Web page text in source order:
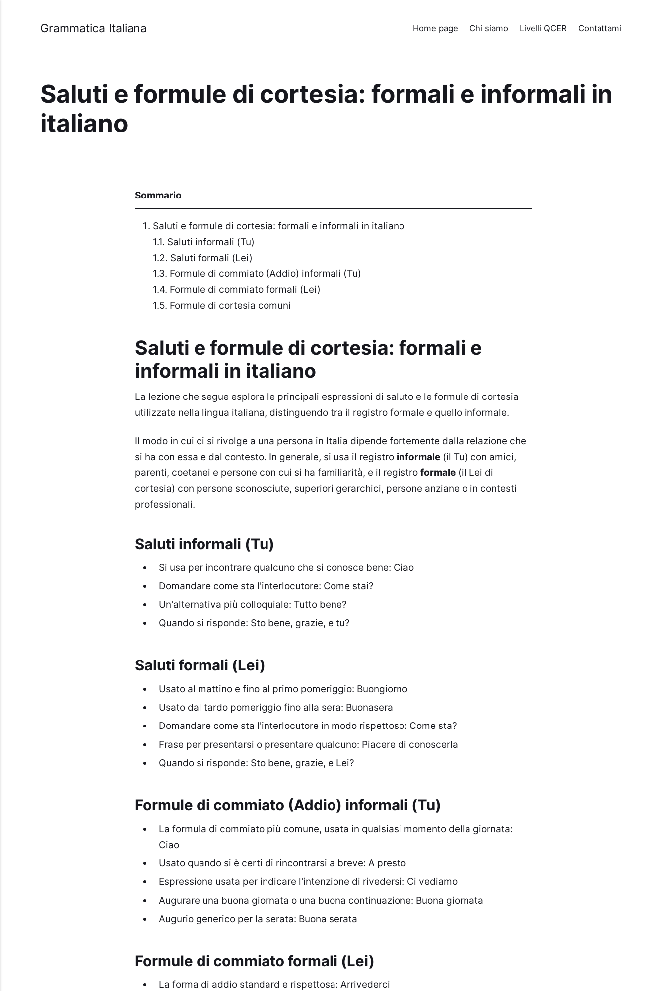
Grammatica Italiana Home page Chi siamo Livelli QCER Contattami
Saluti e formule di cortesia: formali e informali in
italiano
Sommario
Saluti e formule di cortesia: formali e informali in italiano
Saluti informali (Tu)
Saluti formali (Lei)
Formule di commiato (Addio) informali (Tu)
Formule di commiato formali (Lei)
Formule di cortesia comuni
Saluti e formule di cortesia: formali e
informali in italiano
La lezione che segue esplora le principali espressioni di saluto e le formule di cortesia
utilizzate nella lingua italiana, distinguendo tra il registro formale e quello informale.
Il modo in cui ci si rivolge a una persona in Italia dipende fortemente dalla relazione che
si ha con essa e dal contesto. In generale, si usa il registro informale(il Tu) con amici,
parenti, coetanei e persone con cui si ha familiarità, e il registro formale(il Lei di
cortesia) con persone sconosciute, superiori gerarchici, persone anziane o in contesti
professionali.
Saluti informali (Tu)
Si usa per incontrare qualcuno che si conosce bene: Ciao
Domandare come sta l'interlocutore: Come stai?
Un'alternativa più colloquiale: Tutto bene?
Quando si risponde: Sto bene, grazie, e tu?
Saluti formali (Lei)
Usato al mattino e fino al primo pomeriggio: Buongiorno
Usato dal tardo pomeriggio fino alla sera: Buonasera
Domandare come sta l'interlocutore in modo rispettoso: Come sta?
Frase per presentarsi o presentare qualcuno: Piacere di conoscerla
Quando si risponde: Sto bene, grazie, e Lei?
Formule di commiato (Addio) informali (Tu)
La formula di commiato più comune, usata in qualsiasi momento della giornata:
Ciao
Usato quando si è certi di rincontrarsi a breve: A presto
Espressione usata per indicare l'intenzione di rivedersi: Ci vediamo
Augurare una buona giornata o una buona continuazione: Buona giornata
Augurio generico per la serata: Buona serata
Formule di commiato formali (Lei)
La forma di addio standard e rispettosa: Arrivederci